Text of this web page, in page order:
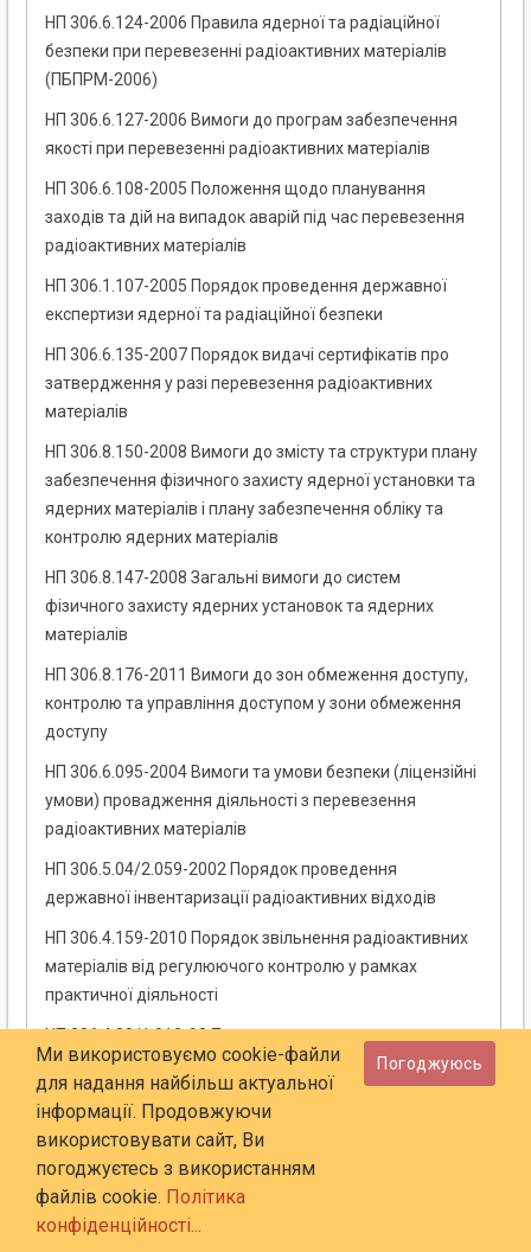
НП 306.6.124-2006 Правила ядерної та радіаційної
безпеки при перевезенні радіоактивних матеріалів
(ПБПРМ-2006)
НП 306.6.127-2006 Вимоги до програм забезпечення
якості при перевезенні радіоактивних матеріалів
НП 306.6.108-2005 Положення щодо планування
заходів та дій на випадок аварій під час перевезення
радіоактивних матеріалів
НП 306.1.107-2005 Порядок проведення державної
експертизи ядерної та радіаційної безпеки
НП 306.6.135-2007 Порядок видачі сертифікатів про
затвердження у разі перевезення радіоактивних
матеріалів
НП 306.8.150-2008 Вимоги до змісту та структури плану
забезпечення фізичного захисту ядерної установки та
ядерних матеріалів і плану забезпечення обліку та
контролю ядерних матеріалів
НП 306.8.147-2008 Загальні вимоги до систем
фізичного захисту ядерних установок та ядерних
матеріалів
НП 306.8.176-2011 Вимоги до зон обмеження доступу,
контролю та управління доступом у зони обмеження
доступу
НП 306.6.095-2004 Вимоги та умови безпеки (ліцензійні
умови) провадження діяльності з перевезення
радіоактивних матеріалів
НП 306.5.04/2.059-2002 Порядок проведення
державної інвентаризації радіоактивних відходів
НП 306.4.159-2010 Порядок звільнення радіоактивних
матеріалів від регулюючого контролю у рамках
практичної діяльності
НП 306.4.08/1.013-98 Правила поводження з
інформацією щодо фізичного захисту ядерних
установок, ядерних матеріалів, інших джерел
іонізуючого випромінювання, доступ до якої
обмежується
НП 306.5.04/2.060-2002 Умови і вимоги безпеки
(ліцензійні умови) провадження діяльності у сфері
Ми використовуємо cookie-файли
для надання найбільш актуальної
інформації. Продовжуючи
використовувати сайт, Ви
погоджуєтесь з використанням
файлів cookie. Політика
конфіденційності...
Погоджуюсь